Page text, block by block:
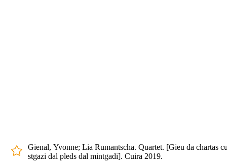
Gienal, Yvonne; Lia Rumantscha. Quartet. [Gieu da chartas
stgazi dal pleds dal mintgadi]. Cuira 2019.